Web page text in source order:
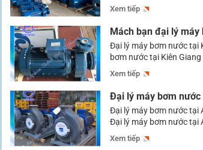
Long, có tình hình kinh
ngày càng lớn. Để đáp
Xem tiếp
Mách bạn đại lý máy
Đại lý máy bơm nước tại
bơm nước tại Kiên
cấp lượng nước ổn định
xây dựng, hệ thống
Xem tiếp
Đại lý máy bơm
Đại lý máy bơm nước tại
Đại lý máy bơm nước tại
được sử dụng ngày
nguồn nước ổn định
Xem tiếp